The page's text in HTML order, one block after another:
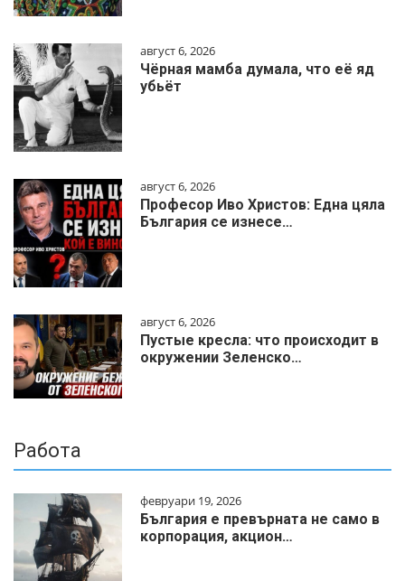
август 6, 2026
Чёрная мамба думала, что её яд
убьёт
август 6, 2026
Професор Иво Христов: Една цяла
България се изнесе…
август 6, 2026
Пустые кресла: что происходит в
окружении Зеленско…
Работа
февруари 19, 2026
България е превърната не само в
корпорация, акцион…